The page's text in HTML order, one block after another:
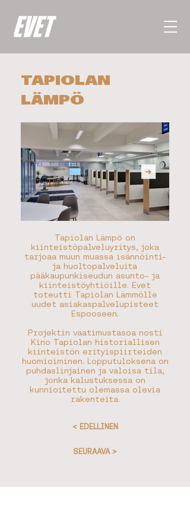
TAPIOLAN
LÄMPÖ
Tapiolan Lämpö on
kiinteistöpalveluyritys, joka
tarjoaa muun muassa isännöinti-
ja huoltopalveluita
pääkaupunkiseudun asunto- ja
kiinteistöyhtiöille. Evet
toteutti Tapiolan Lämmölle
uudet asiakaspalvelupisteet
Espooseen.
Projektin vaatimustasoa nosti
Kino Tapiolan historiallisen
kiinteistön erityispiirteiden
huomioiminen. Lopputuloksena on
puhdaslinjainen ja valoisa tila,
jonka kalustuksessa on
kunnioitettu olemassa olevia
rakenteita.
< EDELLINEN
SEURAAVA >